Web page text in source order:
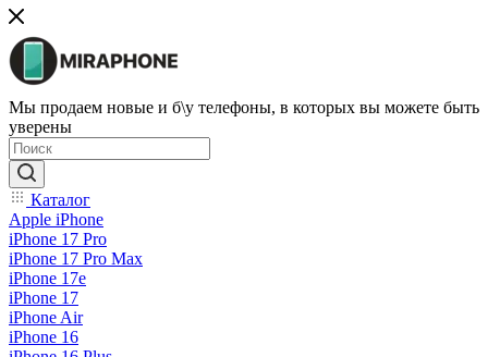
Мы продаем новые и б\у телефоны, в которых вы можете быть
уверены
Каталог
Apple iPhone
iPhone 17 Pro
iPhone 17 Pro Max
iPhone 17e
iPhone 17
iPhone Air
iPhone 16